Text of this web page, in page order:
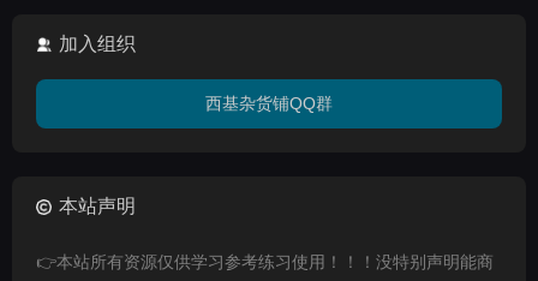
加入组织
西基杂货铺QQ群
本站声明
👉本站所有资源仅供学习参考练习使用！！！没特别声明能商